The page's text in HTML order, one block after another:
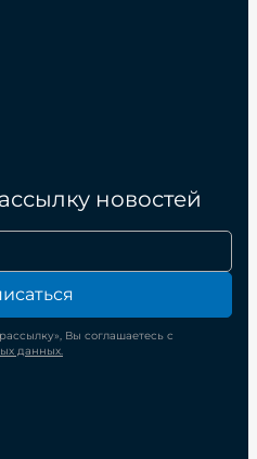
новостей
Вы соглашаетесь с
данных.